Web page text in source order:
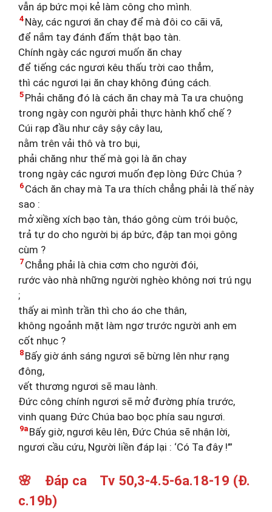
vẫn áp bức mọi kẻ làm công cho mình.
4 Này, các ngươi ăn chay để mà đôi co cãi vã,
để nắm tay đánh đấm thật bạo tàn.
Chính ngày các ngươi muốn ăn chay
để tiếng các ngươi kêu thấu trời cao thẳm,
thì các ngươi lại ăn chay không đúng cách.
5 Phải chăng đó là cách ăn chay mà Ta ưa chuộng
trong ngày con người phải thực hành khổ chế ?
Cúi rạp đầu như cây sậy cây lau,
nằm trên vải thô và tro bụi,
phải chăng như thế mà gọi là ăn chay
trong ngày các ngươi muốn đẹp lòng Đức Chúa ?
6 Cách ăn chay mà Ta ưa thích chẳng phải là thế này
sao :
mở xiềng xích bạo tàn, tháo gông cùm trói buộc,
trả tự do cho người bị áp bức, đập tan mọi gông
cùm ?
7 Chẳng phải là chia cơm cho người đói,
rước vào nhà những người nghèo không nơi trú ngụ
;
thấy ai mình trần thì cho áo che thân,
không ngoảnh mặt làm ngơ trước người anh em
cốt nhục ?
8 Bấy giờ ánh sáng ngươi sẽ bừng lên như rạng
đông,
vết thương ngươi sẽ mau lành.
Đức công chính ngươi sẽ mở đường phía trước,
vinh quang Đức Chúa bao bọc phía sau ngươi.
9a Bấy giờ, ngươi kêu lên, Đức Chúa sẽ nhận lời,
ngươi cầu cứu, Người liền đáp lại : ‘Có Ta đây !’”
🌸 Đáp ca Tv 50,3-4.5-6a.18-19 (Đ.
c.19b)